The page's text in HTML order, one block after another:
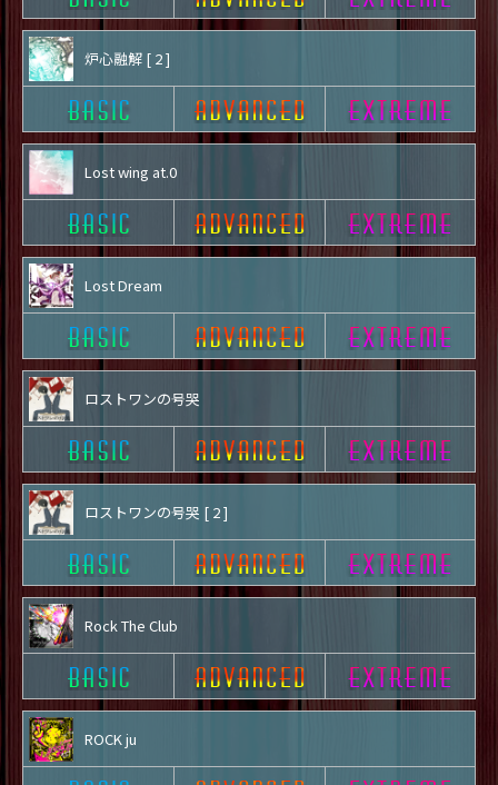
炉心融解 [ 2 ]
Lost wing at.0
Lost Dream
ロストワンの号哭
ロストワンの号哭 [ 2 ]
Rock The Club
ROCK ju